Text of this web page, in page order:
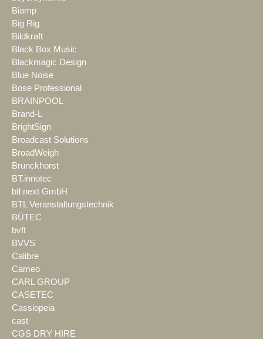
Biamp
Big Rig
Bildkraft
Black Box Music
Blackmagic Design
Blue Noise
Bose Professional
BRAINPOOL
Brand-L
BrightSign
Broadcast Solutions
BroadWeigh
Brunckhorst
BT.innotec
btl next GmbH
BTL Veranstaltungstechnik
BÜTEC
bvft
BVVS
Calibre
Cameo
CARL GROUP
CASETEC
Cassiopeia
cast
CGS DRY HIRE